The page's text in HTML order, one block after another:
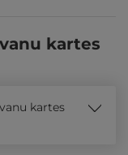
kartes
kartes